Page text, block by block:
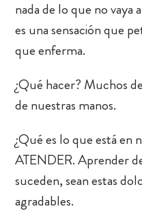
nada de lo que no vaya
es una sensación que
que enferma.
¿Qué hacer? Muchos
de nuestras manos.
¿Qué es lo que está en
ATENDER. Aprender
suceden, sean estas
agradables.